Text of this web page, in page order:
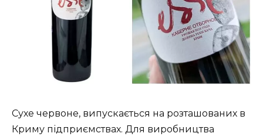
Сухе червоне, випускається на розташованих в
Криму підприємствах. Для виробництва